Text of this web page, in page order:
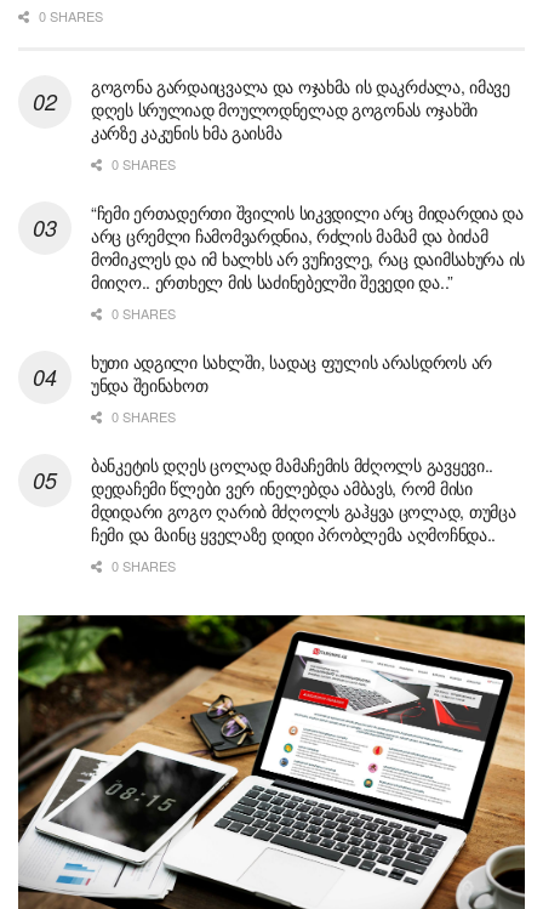
0 SHARES
გოგონა გარდაიცვალა და ოჯახმა ის დაკრძალა, იმავე
დღეს სრულიად მოულოდნელად გოგონას ოჯახში
კარზე კაკუნის ხმა გაისმა
0 SHARES
“ჩემი ერთადერთი შვილის სიკვდილი არც მიდარდია და
არც ცრემლი ჩამომვარდნია, რძლის მამამ და ბიძამ
მომიკლეს და იმ ხალხს არ ვუჩივლე, რაც დაიმსახურა ის
მიიღო.. ერთხელ მის საძინებელში შევედი და..”
0 SHARES
ხუთი ადგილი სახლში, სადაც ფულის არასდროს არ
უნდა შეინახოთ
0 SHARES
ბანკეტის დღეს ცოლად მამაჩემის მძღოლს გავყევი..
დედაჩემი წლები ვერ ინელებდა ამბავს, რომ მისი
მდიდარი გოგო ღარიბ მძღოლს გაჰყვა ცოლად, თუმცა
ჩემი და მაინც ყველაზე დიდი პრობლემა აღმოჩნდა..
0 SHARES